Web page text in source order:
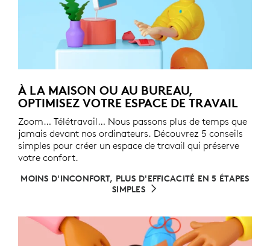
À LA MAISON OU AU BUREAU,
OPTIMISEZ VOTRE ESPACE DE TRAVAIL
Zoom… Télétravail… Nous passons plus de temps que
jamais devant nos ordinateurs. Découvrez 5 conseils
simples pour créer un espace de travail qui préserve
votre confort.
MOINS D'INCONFORT, PLUS D'EFFICACITÉ EN 5 ÉTAPES
SIMPLES